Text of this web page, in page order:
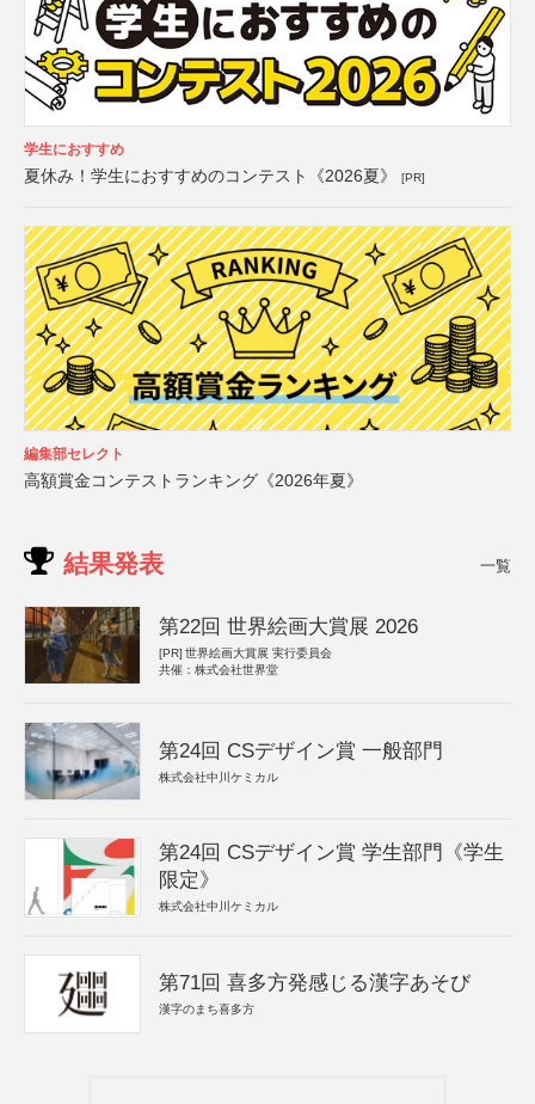
学生におすすめ
夏休み！学生におすすめのコンテスト《2026夏》 [PR]
編集部セレクト
高額賞金コンテストランキング《2026年夏》
結果発表 一覧
第22回 世界絵画大賞展 2026
[PR] 世界絵画大賞展 実行委員会
共催：株式会社世界堂
第24回 CSデザイン賞 一般部門
株式会社中川ケミカル
第24回 CSデザイン賞 学生部門《学生
限定》
株式会社中川ケミカル
第71回 喜多方発感じる漢字あそび
漢字のまち喜多方